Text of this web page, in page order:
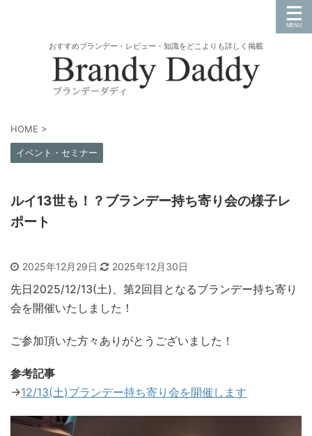
おすすめブランデー・レビュー・知識をどこよりも詳しく掲載
HOME >
イベント・セミナー
ルイ13世も！？ブランデー持ち寄り会の様子レ
ポート
2025年12月29日 2025年12月30日
先日2025/12/13(土)、第2回目となるブランデー持ち寄り
会を開催いたしました！
ご参加頂いた方々ありがとうございました！
参考記事
→12/13(土)ブランデー持ち寄り会を開催します